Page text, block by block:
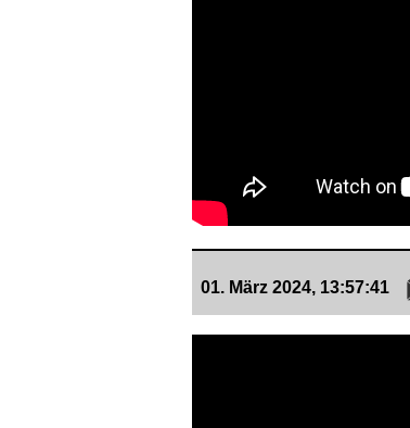
01. März 2024, 13:57:41